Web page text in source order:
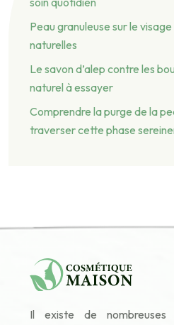
Peau granuleuse sur le
naturelles
Le savon d’alep contre les
naturel à essayer
Comprendre la purge de la
traverser cette phase
Il existe de nombreuses